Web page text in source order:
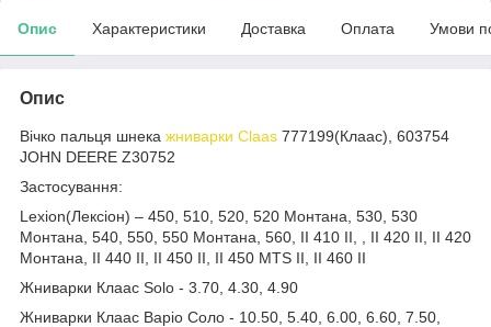
Опис Характеристики Доставка Оплата Умови
Опис
Вічко пальця шнека жниварки Claas 777199(Клаас), 603754
JOHN DEERE Z30752
Застосування:
Lexion(Лексіон) – 450, 510, 520, 520 Монтана, 530, 530
Монтана, 540, 550, 550 Монтана, 560, II 410 II, , II 420 II, II 420
Монтана, II 440 II, II 450 II, II 450 MTS II, II 460 II
Жниварки Клаас Solo - 3.70, 4.30, 4.90
Жниварки Клаас Варіо Соло - 10.50, 5.40, 6.00, 6.60, 7.50,